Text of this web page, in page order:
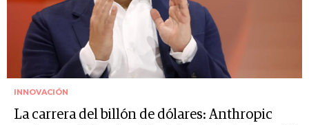
INNOVACIÓN
La carrera del billón de dólares: Anthropic